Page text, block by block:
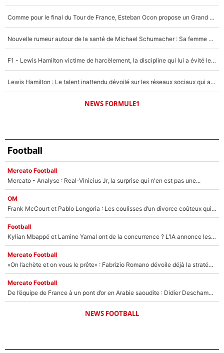
5% Comme pour le final du Tour de France, Esteban Ocon propose un Grand Prix de Formule 1 à Paris : «Autour de l’Arc de Triomphe, ce serait génial» !
Nouvelle rumeur autour de la santé de Michael Schumacher : Sa femme Corinna sort du silence
F1 - Lewis Hamilton victime de harcèlement, la discipline qui lui a évité le pire : «J'aurais probablement mal tourné»
Lewis Hamilton : Le talent inattendu dévoilé sur les réseaux sociaux qui a impressionné Kim Kardashian pendant leurs vacances en amoureux !
NEWS FORMULE1
Football
Mercato Football
Mercato - Analyse : Real-Vinicius Jr, la surprise qui n'en est pas une...
OM
Frank McCourt et Pablo Longoria : Les coulisses d’un divorce coûteux qui ruine l’OM à petit feu…
Football
Kylian Mbappé et Lamine Yamal ont de la concurrence ? L’IA annonce les 5 joueurs qui vont dominer le football dans les années à venir !
Mercato Football
«On l’achète et on vous le prête» : Fabrizio Romano dévoile déjà la stratégie du PSG avec le transfert de Zion Suzuki !
Mercato Football
De l’équipe de France à un pont d’or en Arabie saoudite : Didier Deschamps a donné sa réponse !
NEWS FOOTBALL